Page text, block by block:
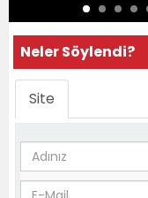
Neler Söylendi?
Site